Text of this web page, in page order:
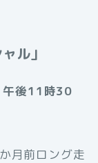
ル」
後11時30
月前ロング走